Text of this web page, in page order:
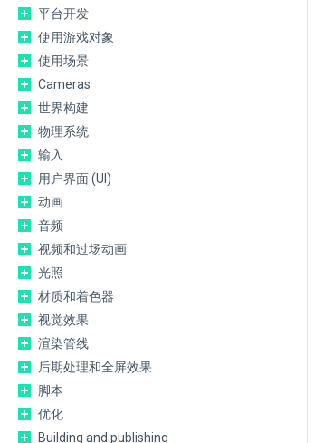
平台开发
使用游戏对象
使用场景
Cameras
世界构建
物理系统
输入
用户界面 (UI)
动画
音频
视频和过场动画
光照
材质和着色器
视觉效果
渲染管线
后期处理和全屏效果
脚本
优化
Building and publishing